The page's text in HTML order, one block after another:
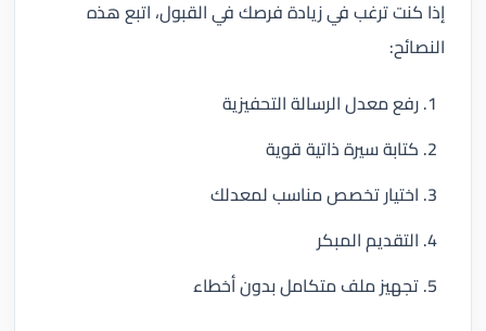
إذا كنت ترغب في زيادة فرصك في القبول، اتبع هذه
النصائح:
رفع معدل الرسالة التحفيزية
كتابة سيرة ذاتية قوية
اختيار تخصص مناسب لمعدلك
التقديم المبكر
تجهيز ملف متكامل بدون أخطاء